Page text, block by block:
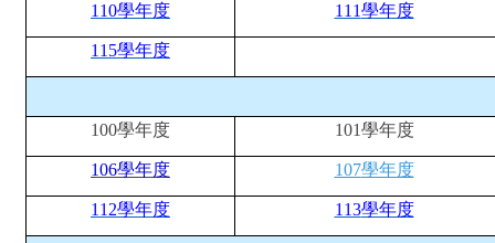
110學年度 111學年度
115學年度
100學年度 101學年度
106學年度 107學年度
112學年度 113學年度